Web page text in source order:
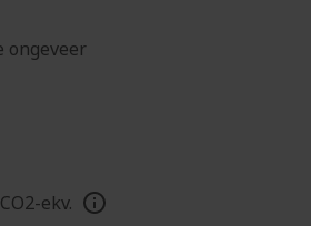
ongeveer
ekv.